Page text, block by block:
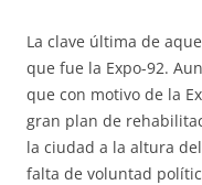
La clave última de
que fue la Expo-92.
que con motivo de la
gran plan de
la ciudad a la altura
falta de voluntad